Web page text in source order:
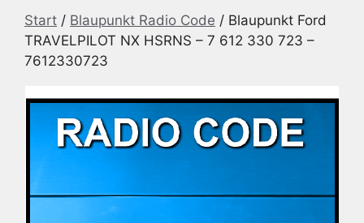
Start / Blaupunkt Radio Code / Blaupunkt Ford
TRAVELPILOT NX HSRNS – 7 612 330 723 –
7612330723